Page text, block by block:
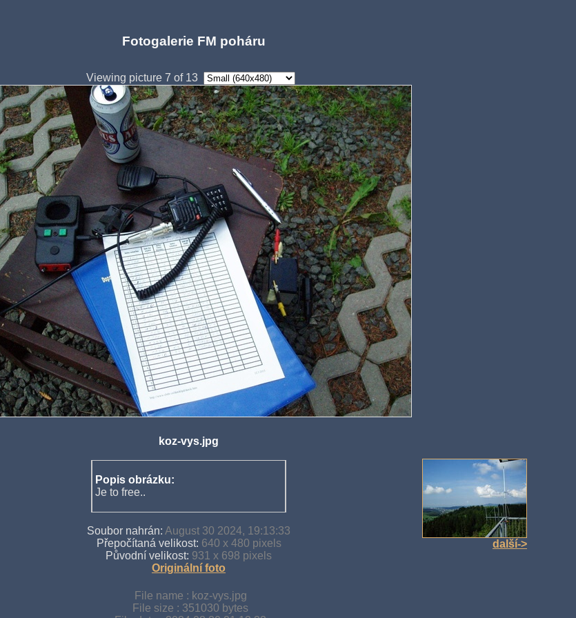
Fotogalerie FM poháru
Viewing picture 7 of 13
koz-vys.jpg
Popis obrázku:
Je to free..
Soubor nahrán: August 30 2024, 19:13:33
Přepočítaná velikost: 640 x 480 pixels
Původní velikost: 931 x 698 pixels
Originální foto
další->
File name : koz-vys.jpg
File size : 351030 bytes